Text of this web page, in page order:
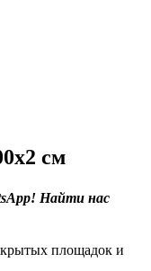
см
Найти нас
площадок и